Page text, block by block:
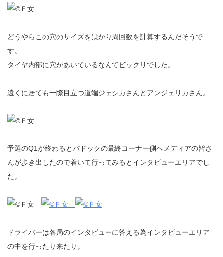
どうやらこの穴のサイズをはかり周回数を計算するんだそうで
す。
タイヤ内部に穴があいているなんてビックリでした。
遠くに居ても一際目立つ道端ジェシカさんとアンジェリカさん。
予選のQ1が終わるとパドックの最終コーナー側へメディアの皆さ
んが歩き出したので着いて行ってみるとインタビューエリアでし
た。
ドライバーは各局のインタビューに答える為インタビューエリア
の中を行ったり来たり。